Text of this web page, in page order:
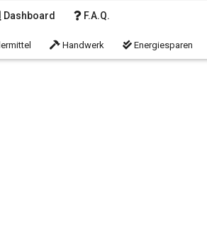
Dashboard F.A.Q.
Handwerk Energiesparen